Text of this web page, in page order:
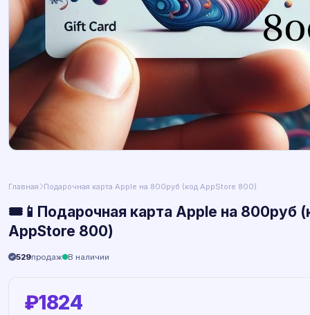
Главная Подарочная карта Apple на 800руб (код AppStore 800)
🎟📱Подарочная карта Apple на 800руб
AppStore 800)
529продаж В наличии
₽1824